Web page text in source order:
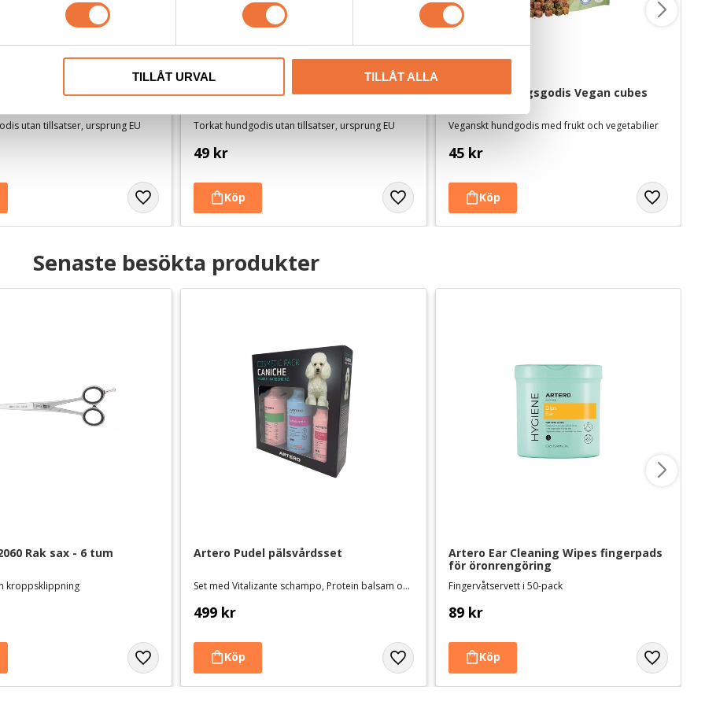
TILLÅT URVAL TILLÅT ALLA
Fasan ca 100 g
utan tillsatser, ursprung EU
4Dogs Belöningsgodis Hjort ca 100 g
Torkat hundgodis utan tillsatser, ursprung EU
49 kr
Trixie belöningsgodis Vegan cubes
Veganskt hundgodis med frukt och vegetabilier
45 kr
Senaste besökta produkter
Rak sax - 6 tum
kroppsklippning
Artero Pudel pälsvårdsset
Set med Vitalizante schampo, Protein balsam och Mix balsamspray
499 kr
Artero Ear Cleaning Wipes fingerpads
för öronrengöring
Fingervåtservett i 50-pack
89 kr